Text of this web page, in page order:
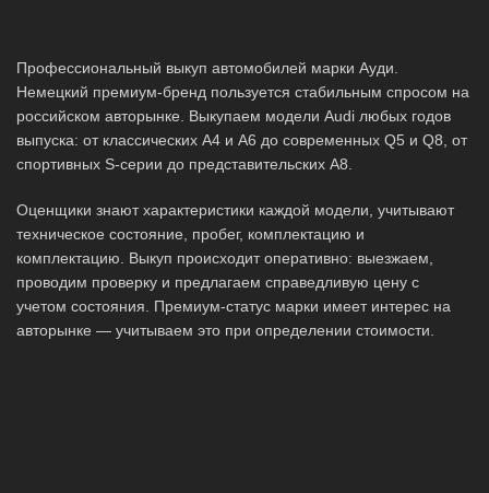
Профессиональный выкуп автомобилей марки Ауди.
Немецкий премиум-бренд пользуется стабильным спросом на
российском авторынке. Выкупаем модели Audi любых годов
выпуска: от классических A4 и A6 до современных Q5 и Q8, от
спортивных S-серии до представительских A8.
Оценщики знают характеристики каждой модели, учитывают
техническое состояние, пробег, комплектацию и
комплектацию. Выкуп происходит оперативно: выезжаем,
проводим проверку и предлагаем справедливую цену с
учетом состояния. Премиум-статус марки имеет интерес на
авторынке — учитываем это при определении стоимости.